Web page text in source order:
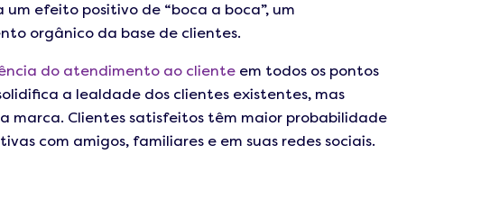
efeito positivo de “boca a boca”, um
orgânico da base de clientes.
do atendimento ao cliente em todos os pontos
a lealdade dos clientes existentes, mas
marca. Clientes satisfeitos têm maior probabilidade
com amigos, familiares e em suas redes sociais.